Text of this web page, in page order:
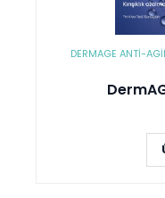
DERMAGE ANTI-